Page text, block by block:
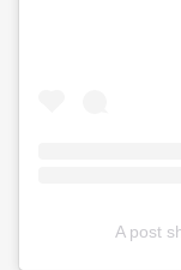
A post